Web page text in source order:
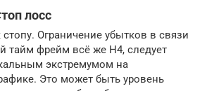
лосс
Ограничение убытков в связи
тайм фрейм всё же Н4, следует
экстремумом на
Это может быть уровень